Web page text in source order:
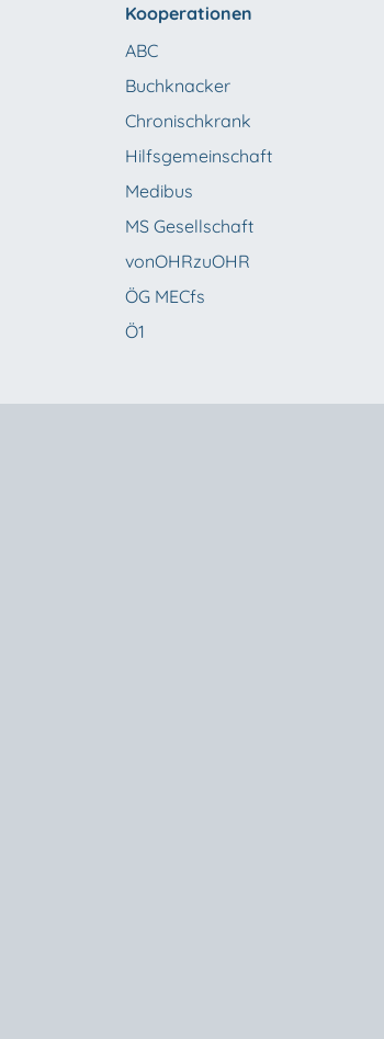
Kooperationen
ABC
Buchknacker
Chronischkrank
Hilfsgemeinschaft
Medibus
MS Gesellschaft
vonOHRzuOHR
ÖG MECfs
Ö1